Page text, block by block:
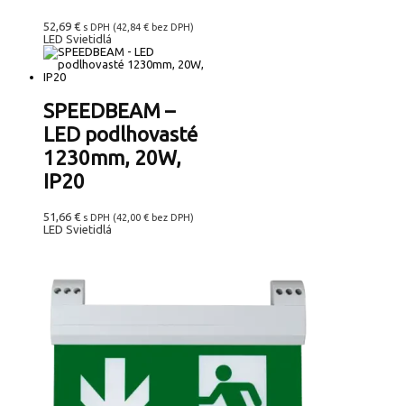
52,69 € s DPH (42,84 € bez DPH)
LED Svietidlá
SPEEDBEAM –
LED podlhovasté
1230mm, 20W,
IP20
51,66 € s DPH (42,00 € bez DPH)
LED Svietidlá